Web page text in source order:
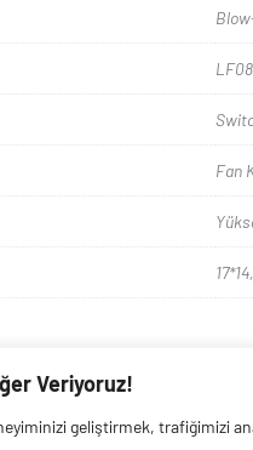
Veriyoruz!
geliştirmek, trafiğimizi
Fan